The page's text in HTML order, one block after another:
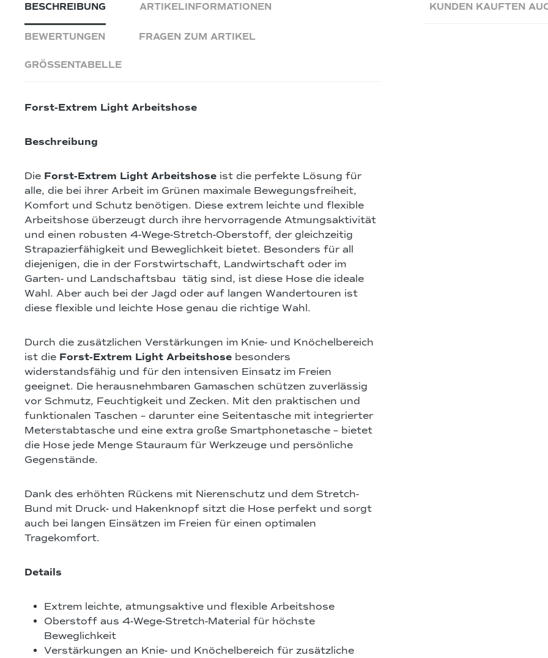
BESCHREIBUNG ARTIKELINFORMATIONEN
BEWERTUNGEN FRAGEN ZUM ARTIKEL
GRÖSSENTABELLE
Forst-Extrem Light Arbeitshose
Beschreibung
Die Forst-Extrem Light Arbeitshose ist die perfekte Lösung für
alle, die bei ihrer Arbeit im Grünen maximale Bewegungsfreiheit,
Komfort und Schutz benötigen. Diese extrem leichte und flexible
Arbeitshose überzeugt durch ihre hervorragende Atmungsaktivität
und einen robusten 4-Wege-Stretch-Oberstoff, der gleichzeitig
Strapazierfähigkeit und Beweglichkeit bietet. Besonders für all
diejenigen, die in der Forstwirtschaft, Landwirtschaft oder im
Garten- und Landschaftsbau tätig sind, ist diese Hose die ideale
Wahl. Aber auch bei der Jagd oder auf langen Wandertouren ist
diese flexible und leichte Hose genau die richtige Wahl.
Durch die zusätzlichen Verstärkungen im Knie- und Knöchelbereich
ist die Forst-Extrem Light Arbeitshose besonders
widerstandsfähig und für den intensiven Einsatz im Freien
geeignet. Die herausnehmbaren Gamaschen schützen zuverlässig
vor Schmutz, Feuchtigkeit und Zecken. Mit den praktischen und
funktionalen Taschen – darunter eine Seitentasche mit integrierter
Meterstabtasche und eine extra große Smartphonetasche – bietet
die Hose jede Menge Stauraum für Werkzeuge und persönliche
Gegenstände.
Dank des erhöhten Rückens mit Nierenschutz und dem Stretch-
Bund mit Druck- und Hakenknopf sitzt die Hose perfekt und sorgt
auch bei langen Einsätzen im Freien für einen optimalen
Tragekomfort.
Details
Extrem leichte, atmungsaktive und flexible Arbeitshose
Oberstoff aus 4-Wege-Stretch-Material für höchste
Beweglichkeit
Verstärkungen an Knie- und Knöchelbereich für zusätzliche
KUNDEN KAUFTEN